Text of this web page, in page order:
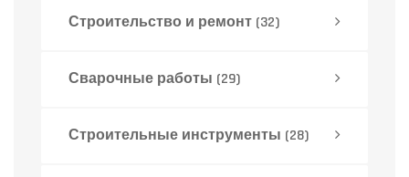
Строительство и ремонт (32)
Сварочные работы (29)
Строительные инструменты (28)